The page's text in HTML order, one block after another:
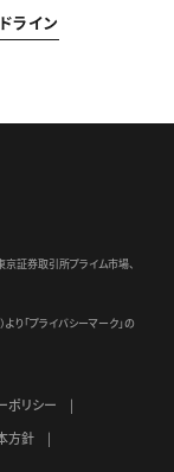
ライン
京証券取引所プライム市場、
より 「プライバシーマーク」の
ポリシー
方針